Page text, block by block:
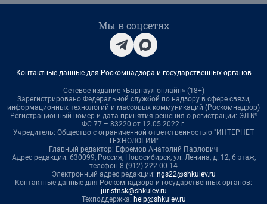
Мы в соцсетях
Контактные данные для Роскомнадзора и государственных органов
Сетевое издание «Барнаул онлайн» (18+)
Зарегистрировано Федеральной службой по надзору в сфере связи,
информационных технологий и массовых коммуникаций (Роскомнадзор)
Регистрационный номер и дата принятия решения о регистрации: ЭЛ №
ФС 77 – 83220 от 12.05.2022 г.
Учредитель: Общество с ограниченной ответственностью "ИНТЕРНЕТ
ТЕХНОЛОГИИ"
Главный редактор: Ефремов Анатолий Павлович
Адрес редакции: 630099, Россия, Новосибирск, ул. Ленина, д. 12, 6 этаж,
телефон 8 (912) 222-00-14
Электронный адрес редакции: ngs22@shkulev.ru
Контактные данные для Роскомнадзора и государственных органов:
juristnsk@shkulev.ru
Техподдержка: help@shkulev.ru